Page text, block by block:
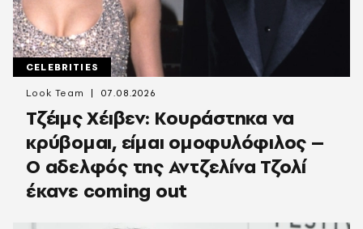
CELEBRITIES
Τζέιμς Χέιβεν: Κουράστηκα να
κρύβομαι, είμαι ομοφυλόφιλος –
Ο αδελφός της Αντζελίνα Τζολί
έκανε coming out
Look Team 07.08.2026